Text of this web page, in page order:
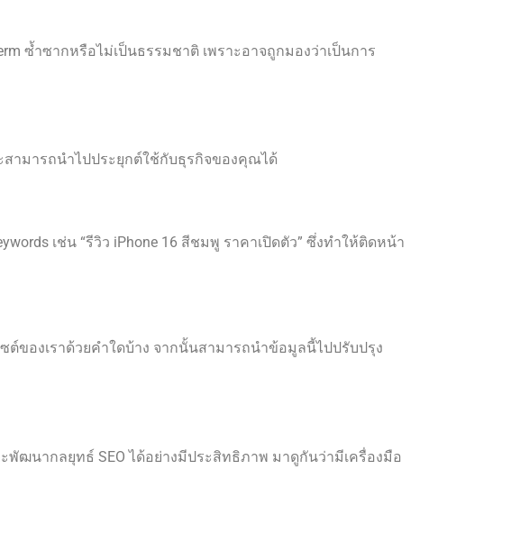
ซ้ำซากหรือไม่เป็นธรรมชาติ เพราะอาจถูกมองว่าเป็นการ
สามารถนำไปประยุกต์ใช้กับธุรกิจของคุณได้
เช่น “รีวิว iPhone 16 สีชมพู ราคาเปิดตัว” ซึ่งทำให้ติดหน้า
ซต์ของเราด้วยคำใดบ้าง จากนั้นสามารถนำข้อมูลนี้ไปปรับปรุง
ฒนากลยุทธ์ SEO ได้อย่างมีประสิทธิภาพ มาดูกันว่ามีเครื่องมือ